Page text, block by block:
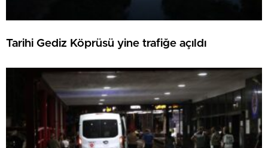
Tarihi Gediz Köprüsü yine trafiğe açıldı